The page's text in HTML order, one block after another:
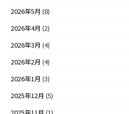
2026年5月 (8)
2026年4月 (2)
2026年3月 (4)
2026年2月 (4)
2026年1月 (3)
2025年12月 (5)